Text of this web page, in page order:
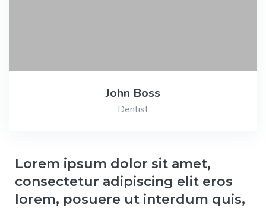
John Boss
Dentist
Lorem ipsum dolor sit amet,
consectetur adipiscing elit eros
lorem, posuere ut interdum quis,